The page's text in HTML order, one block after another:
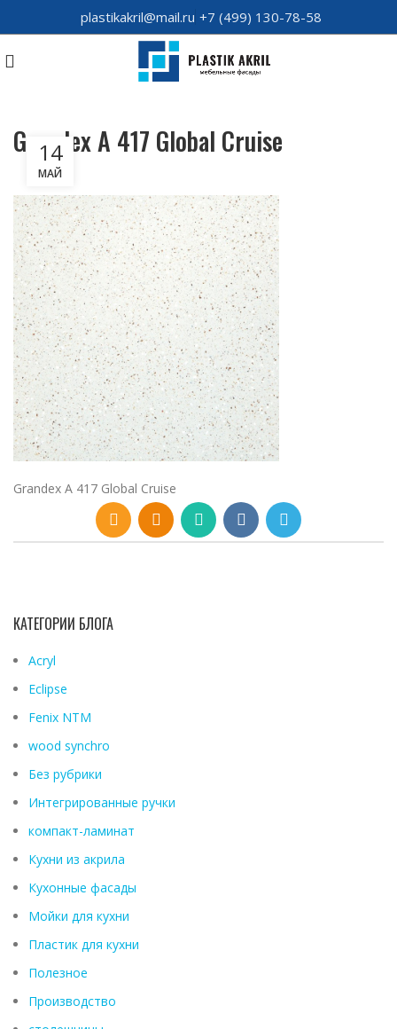
plastikakril@mail.ru +7 (499) 130-78-58
Grandex A 417 Global Cruise
14
МАЙ
Grandex A 417 Global Cruise
КАТЕГОРИИ БЛОГА
Acryl
Eclipse
Fenix ​​NTM
wood synchro
Без рубрики
Интегрированные ручки
компакт-ламинат
Кухни из акрила
Кухонные фасады
Мойки для кухни
Пластик для кухни
Полезное
Производство